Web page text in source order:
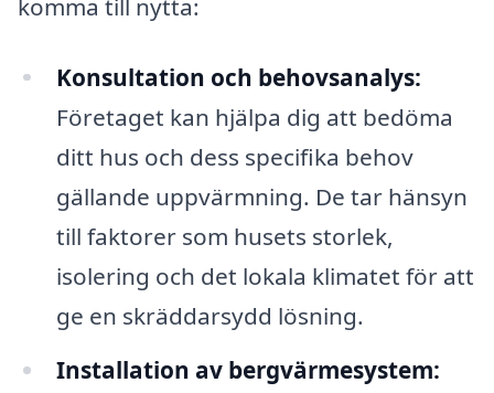
komma till nytta:
Konsultation och behovsanalys:
Företaget kan hjälpa dig att bedöma
ditt hus och dess specifika behov
gällande uppvärmning. De tar hänsyn
till faktorer som husets storlek,
isolering och det lokala klimatet för att
ge en skräddarsydd lösning.
Installation av bergvärmesystem: